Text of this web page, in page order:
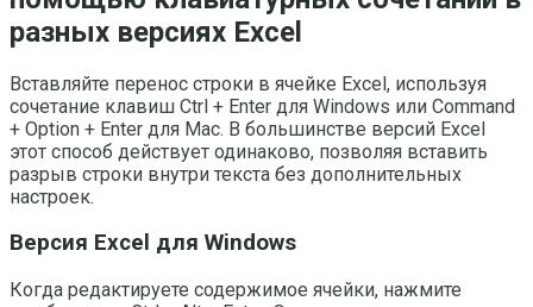
разных версиях Excel
Вставляйте перенос строки в ячейке Excel, используя
сочетание клавиш Ctrl + Enter для Windows или Command
+ Option + Enter для Mac. В большинстве версий Excel
этот способ действует одинаково, позволяя вставить
разрыв строки внутри текста без дополнительных
настроек.
Версия Excel для Windows
Когда редактируете содержимое ячейки, нажмите